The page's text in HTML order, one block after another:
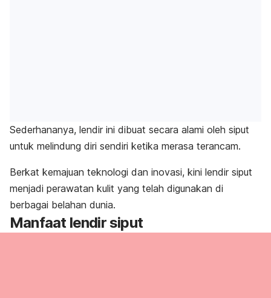
Sederhananya, lendir ini dibuat secara alami oleh siput
untuk melindung diri sendiri ketika merasa terancam.
Berkat kemajuan teknologi dan inovasi, kini lendir siput
menjadi perawatan kulit yang telah digunakan di
berbagai belahan dunia.
Manfaat lendir siput